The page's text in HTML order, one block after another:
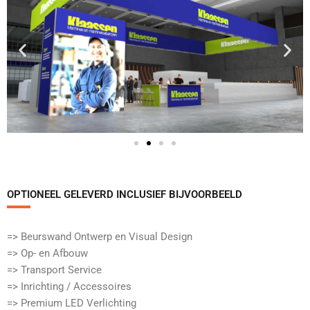
OPTIONEEL GELEVERD INCLUSIEF BIJVOORBEELD​
=> Beurswand Ontwerp en Visual Design
=> Op- en Afbouw
=> Transport Service
=> Inrichting / Accessoires
=> Premium LED Verlichting